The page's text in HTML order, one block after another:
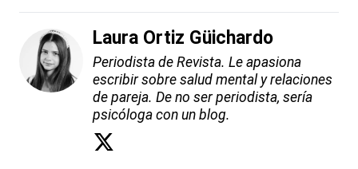
Laura Ortiz Güichardo
Periodista de Revista. Le apasiona
escribir sobre salud mental y relaciones
de pareja. De no ser periodista, sería
psicóloga con un blog.